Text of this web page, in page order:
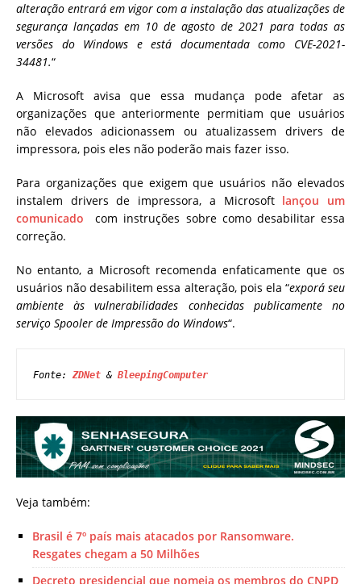
alteração entrará em vigor com a instalação das atualizações de
segurança lançadas em 10 de agosto de 2021 para todas as
versões do Windows e está documentada como CVE-2021-
34481.“
A Microsoft avisa que essa mudança pode afetar as
organizações que anteriormente permitiam que usuários
não elevados adicionassem ou atualizassem drivers de
impressora, pois eles não poderão mais fazer isso.
Para organizações que exigem que usuários não elevados
instalem drivers de impressora, a Microsoft lançou um
comunicado com instruções sobre como desabilitar essa
correção.
No entanto, a Microsoft recomenda enfaticamente que os
usuários não desabilitem essa alteração, pois ela “exporá seu
ambiente às vulnerabilidades conhecidas publicamente no
serviço Spooler de Impressão do Windows“.
Fonte: ZDNet & BleepingComputer
Veja também:
Brasil é 7º país mais atacados por Ransomware.
Resgates chegam a 50 Milhões
Decreto presidencial que nomeia os membros do CNPD